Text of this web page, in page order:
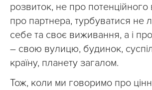
розвиток, не про потенційного
про партнера, турбуватися не
себе та своє виживання, а і про
– свою вулицю, будинок,
країну, планету загалом.
Тож, коли ми говоримо про